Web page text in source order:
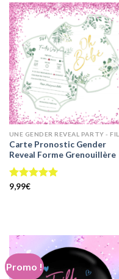
24,99€.19,99€.
Carte Pronostic Gender
Reveal Forme Grenouillère
Note
9,99€
Promo !